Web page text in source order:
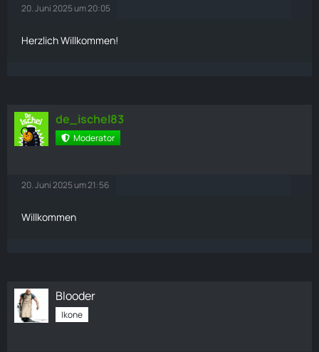
20. Juni 2025 um 20:05
Herzlich Willkommen!
de_ischel83
Moderator
20. Juni 2025 um 21:56
Willkommen
Blooder
Ikone